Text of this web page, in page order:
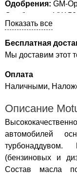
Одобрения: GM-
Одобрения:
VW
Одобрения:FIAT
Одобрения:
MB-
API Стандарты:
Показать все
Бесплатная
Мы доставим этот
Оплата
Наличными,
Описание
автомобилей
турбонаддувом.
(бензиновых и
Состав масла